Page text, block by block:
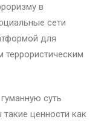
в
сети
для
суть
ценности как